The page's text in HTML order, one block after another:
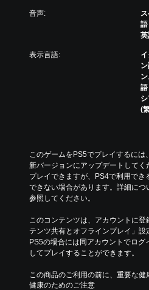
音声:
語
表示言語:
語
(
このゲームをPS5でプレイするには
新バージョンにアップデートして
プレイできますが、PS4で利用でき
できない場合があります。詳細に
参照してください。
このコンテンツは、アカウントに
テンツ共有とオフラインプレイ」
PS5の場合には同アカウントでログ
してプレイすることができます。
この商品のご利用の前に、重要な健
健康のためのご注意